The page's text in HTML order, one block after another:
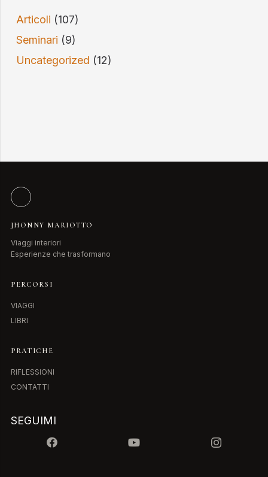
Articoli (107)
Seminari (9)
Uncategorized (12)
JHONNY MARIOTTO
Viaggi interiori
Esperienze che trasformano
PERCORSI
VIAGGI
LIBRI
PRATICHE
RIFLESSIONI
CONTATTI
SEGUIMI